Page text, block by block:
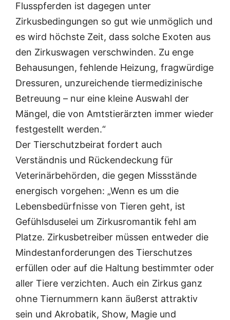
Flusspferden ist dagegen unter
Zirkusbedingungen so gut wie unmöglich und
es wird höchste Zeit, dass solche Exoten aus
den Zirkuswagen verschwinden. Zu enge
Behausungen, fehlende Heizung, fragwürdige
Dressuren, unzureichende tiermedizinische
Betreuung – nur eine kleine Auswahl der
Mängel, die von Amtstierärzten immer wieder
festgestellt werden.“
Der Tierschutzbeirat fordert auch
Verständnis und Rückendeckung für
Veterinärbehörden, die gegen Missstände
energisch vorgehen: „Wenn es um die
Lebensbedürfnisse von Tieren geht, ist
Gefühlsduselei um Zirkusromantik fehl am
Platze. Zirkusbetreiber müssen entweder die
Mindestanforderungen des Tierschutzes
erfüllen oder auf die Haltung bestimmter oder
aller Tiere verzichten. Auch ein Zirkus ganz
ohne Tiernummern kann äußerst attraktiv
sein und Akrobatik, Show, Magie und